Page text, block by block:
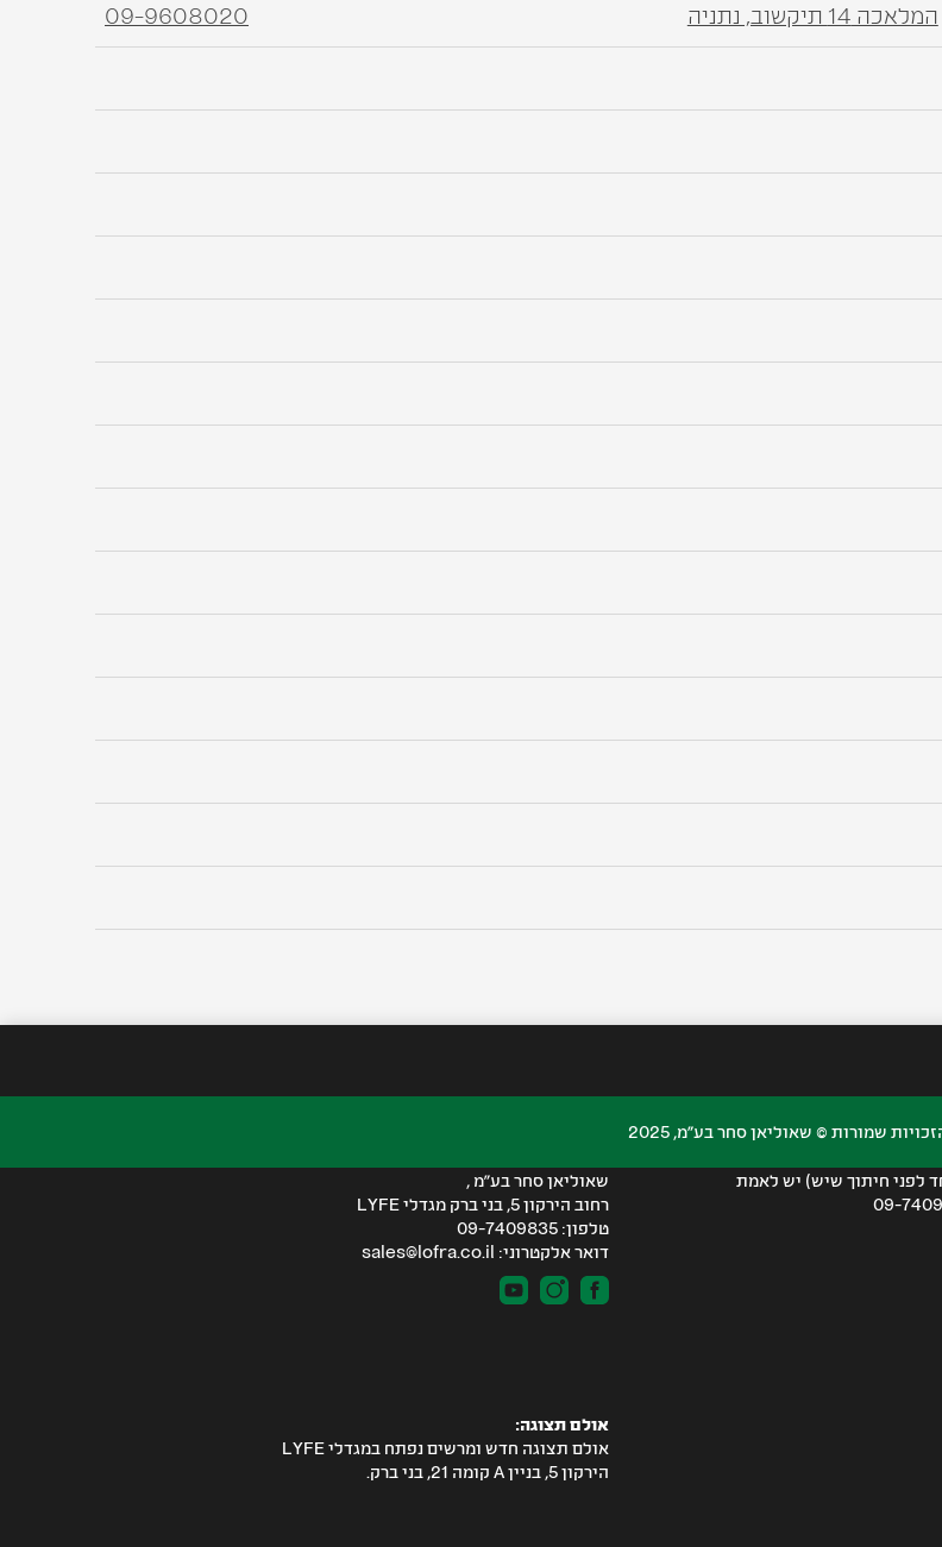
המלאכה 14 תיקשוב, נתניה 09-9608020
לפני חיתוך שיש) יש לאמת
שאוליאן סחר בע"מ ,
רחוב הירקון 5, בני ברק מגדלי LYFE
טלפון: 09-7409835
דואר אלקטרוני: sales@lofra.co.il
אולם תצוגה:
אולם תצוגה חדש ומרשים נפתח במגדלי LYFE
הירקון 5, בניין A קומה 21, בני ברק.
שמורות © שאוליאן סחר בע״מ, 2025